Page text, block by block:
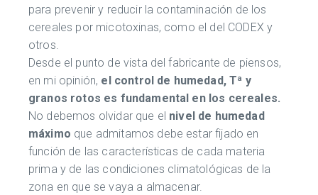
para prevenir y reducir la contaminación de los
cereales por micotoxinas, como el del CODEX y
otros.
Desde el punto de vista del fabricante de piensos,
en mi opinión, el control de humedad, Tª y
granos rotos es fundamental en los cereales.
No debemos olvidar que el nivel de humedad
máximo que admitamos debe estar fijado en
función de las características de cada materia
prima y de las condiciones climatológicas de la
zona en que se vaya a almacenar.